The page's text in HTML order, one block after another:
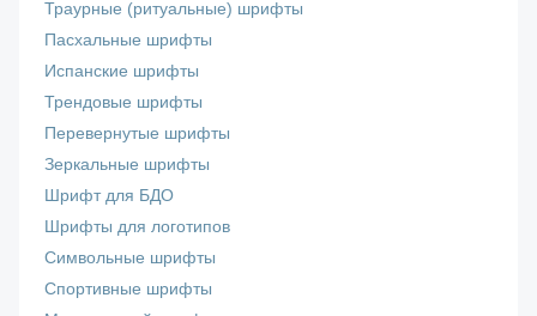
Траурные (ритуальные) шрифты
Пасхальные шрифты
Испанские шрифты
Трендовые шрифты
Перевернутые шрифты
Зеркальные шрифты
Шрифт для БДО
Шрифты для логотипов
Символьные шрифты
Спортивные шрифты